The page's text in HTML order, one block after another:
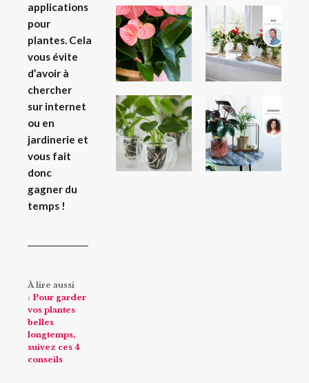
applications
pour
plantes. Cela
vous évite
d’avoir à
chercher
sur internet
ou en
jardinerie et
vous fait
donc
gagner du
temps !
À lire aussi
: Pour garder
vos plantes
belles
longtemps,
suivez ces 4
conseils